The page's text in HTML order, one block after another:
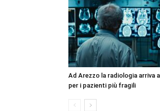
Ad Arezzo la radiologia arriva
per i pazienti più fragili